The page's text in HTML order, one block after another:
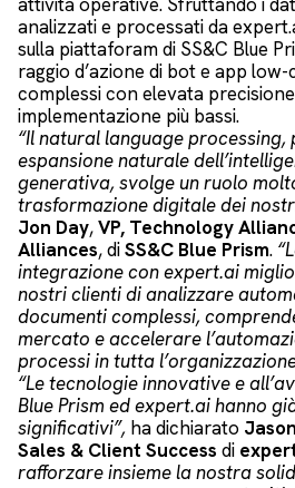
analizzati e processati da
sulla piattaforam di SS&C Blue
raggio d’azione di bot e app
complessi con elevata
implementazione più bassi.
“Il natural language processing,
espansione naturale
generativa, svolge un ruolo
trasformazione digitale dei
Jon Day,VP, Technology
Alliances, diSS&C Blue Prism.
integrazione con expert.ai
nostri clienti di analizzare
documenti complessi,
mercato e accelerare
processi in tutta
“Le tecnologie innovative e
Blue Prism ed expert.ai hanno
significativi”, ha dichiarato
Sales & Client Success di
rafforzare insieme la nostra